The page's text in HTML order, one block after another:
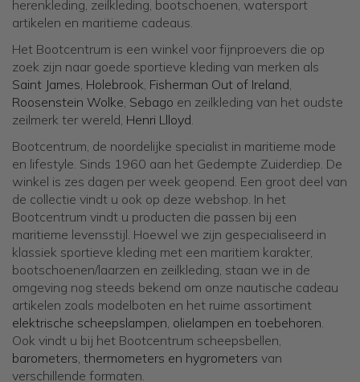
herenkleding, zeilkleding, bootschoenen, watersport
artikelen en maritieme cadeaus.
Het Bootcentrum is een winkel voor fijnproevers die op
zoek zijn naar goede sportieve kleding van merken als
Saint James Holebrook Fisherman Out of Ireland
Roosenstein Wolke Sebago en zeilkleding van het oudste
zeilmerk ter wereld, Henri Llloyd
Bootcentrum, de noordelijke specialist in maritieme mode
en lifestyle. Sinds 1960 aan het Gedempte Zuiderdiep. De
winkel is zes dagen per week geopend. Een groot deel van
de collectie vindt u ook op deze webshop. In het
Bootcentrum vindt u producten die passen bij een
maritieme levensstijl. Hoewel we zijn gespecialiseerd in
klassiek sportieve kleding met een maritiem karakter,
bootschoenen/laarzen en zeilkleding, staan we in de
omgeving nog steeds bekend om onze nautische cadeau
artikelen zoals modelboten en het ruime assortiment
elektrische scheepslampen olielampen en toebehoren
Ook vindt u bij het Bootcentrum scheepsbellen,
barometers, thermometers en hygrometers van
verschillende formaten.